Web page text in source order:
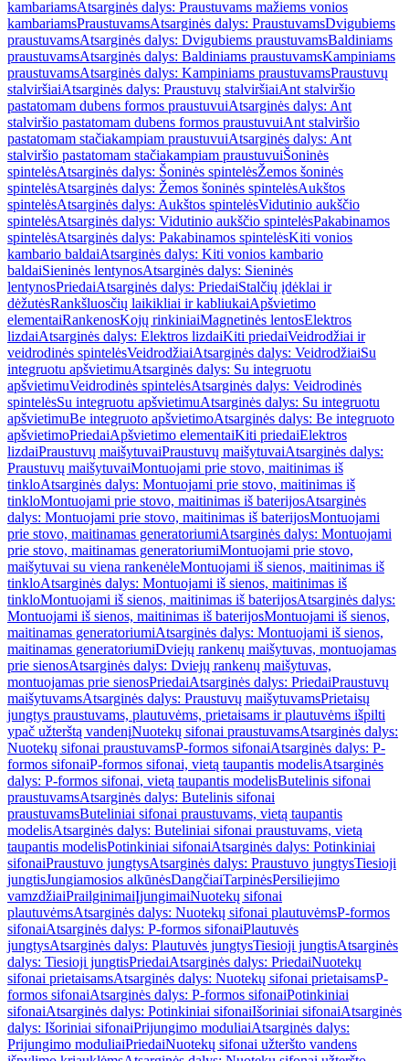
kambariamsAtsarginės dalys: Praustuvams mažiems vonios
kambariamsPraustuvamsAtsarginės dalys: PraustuvamsDvigubiems
praustuvamsAtsarginės dalys: Dvigubiems praustuvamsBaldiniams
praustuvamsAtsarginės dalys: Baldiniams praustuvamsKampiniams
praustuvamsAtsarginės dalys: Kampiniams praustuvamsPraustuvų
stalviršiaiAtsarginės dalys: Praustuvų stalviršiaiAnt stalviršio
pastatomam dubens formos praustuvuiAtsarginės dalys: Ant
stalviršio pastatomam dubens formos praustuvuiAnt stalviršio
pastatomam stačiakampiam praustuvuiAtsarginės dalys: Ant
stalviršio pastatomam stačiakampiam praustuvuiŠoninės
spintelėsAtsarginės dalys: Šoninės spintelėsŽemos šoninės
spintelėsAtsarginės dalys: Žemos šoninės spintelėsAukštos
spintelėsAtsarginės dalys: Aukštos spintelėsVidutinio aukščio
spintelėsAtsarginės dalys: Vidutinio aukščio spintelėsPakabinamos
spintelėsAtsarginės dalys: Pakabinamos spintelėsKiti vonios
kambario baldaiAtsarginės dalys: Kiti vonios kambario
baldaiSieninės lentynosAtsarginės dalys: Sieninės
lentynosPriedaiAtsarginės dalys: PriedaiStalčių įdėklai ir
dėžutėsRankšluosčių laikikliai ir kabliukaiApšvietimo
elementaiRankenosKojų rinkiniaiMagnetinės lentosElektros
lizdaiAtsarginės dalys: Elektros lizdaiKiti priedaiVeidrodžiai ir
veidrodinės spintelėsVeidrodžiaiAtsarginės dalys: VeidrodžiaiSu
integruotu apšvietimuAtsarginės dalys: Su integruotu
apšvietimuVeidrodinės spintelėsAtsarginės dalys: Veidrodinės
spintelėsSu integruotu apšvietimuAtsarginės dalys: Su integruotu
apšvietimuBe integruoto apšvietimoAtsarginės dalys: Be integruoto
apšvietimoPriedaiApšvietimo elementaiKiti priedaiElektros
lizdaiPraustuvų maišytuvaiPraustuvų maišytuvaiAtsarginės dalys:
Praustuvų maišytuvaiMontuojami prie stovo, maitinimas iš
tinkloAtsarginės dalys: Montuojami prie stovo, maitinimas iš
tinkloMontuojami prie stovo, maitinimas iš baterijosAtsarginės
dalys: Montuojami prie stovo, maitinimas iš baterijosMontuojami
prie stovo, maitinamas generatoriumiAtsarginės dalys: Montuojami
prie stovo, maitinamas generatoriumiMontuojami prie stovo,
maišytuvai su viena rankenėleMontuojami iš sienos, maitinimas iš
tinkloAtsarginės dalys: Montuojami iš sienos, maitinimas iš
tinkloMontuojami iš sienos, maitinimas iš baterijosAtsarginės dalys:
Montuojami iš sienos, maitinimas iš baterijosMontuojami iš sienos,
maitinamas generatoriumiAtsarginės dalys: Montuojami iš sienos,
maitinamas generatoriumiDviejų rankenų maišytuvas, montuojamas
prie sienosAtsarginės dalys: Dviejų rankenų maišytuvas,
montuojamas prie sienosPriedaiAtsarginės dalys: PriedaiPraustuvų
maišytuvamsAtsarginės dalys: Praustuvų maišytuvamsPrietaisų
jungtys praustuvams, plautuvėms, prietaisams ir plautuvėms išpilti
ypač užterštą vandenįNuotekų sifonai praustuvamsAtsarginės dalys:
Nuotekų sifonai praustuvamsP-formos sifonaiAtsarginės dalys: P-
formos sifonaiP-formos sifonai, vietą taupantis modelisAtsarginės
dalys: P-formos sifonai, vietą taupantis modelisButelinis sifonai
praustuvamsAtsarginės dalys: Butelinis sifonai
praustuvamsButeliniai sifonai praustuvams, vietą taupantis
modelisAtsarginės dalys: Buteliniai sifonai praustuvams, vietą
taupantis modelisPotinkiniai sifonaiAtsarginės dalys: Potinkiniai
sifonaiPraustuvo jungtysAtsarginės dalys: Praustuvo jungtysTiesioji
jungtisJungiamosios alkūnėsDangčiaiTarpinėsPersiliejimo
vamzdžiaiPrailginimaiĮjungimaiNuotekų sifonai
plautuvėmsAtsarginės dalys: Nuotekų sifonai plautuvėmsP-formos
sifonaiAtsarginės dalys: P-formos sifonaiPlautuvės
jungtysAtsarginės dalys: Plautuvės jungtysTiesioji jungtisAtsarginės
dalys: Tiesioji jungtisPriedaiAtsarginės dalys: PriedaiNuotekų
sifonai prietaisamsAtsarginės dalys: Nuotekų sifonai prietaisamsP-
formos sifonaiAtsarginės dalys: P-formos sifonaiPotinkiniai
sifonaiAtsarginės dalys: Potinkiniai sifonaiIšoriniai sifonaiAtsarginės
dalys: Išoriniai sifonaiPrijungimo moduliaiAtsarginės dalys:
Prijungimo moduliaiPriedaiNuotekų sifonai užteršto vandens